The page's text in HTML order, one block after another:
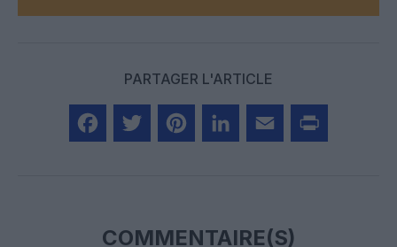
PARTAGER L'ARTICLE
COMMENTAIRE(S)